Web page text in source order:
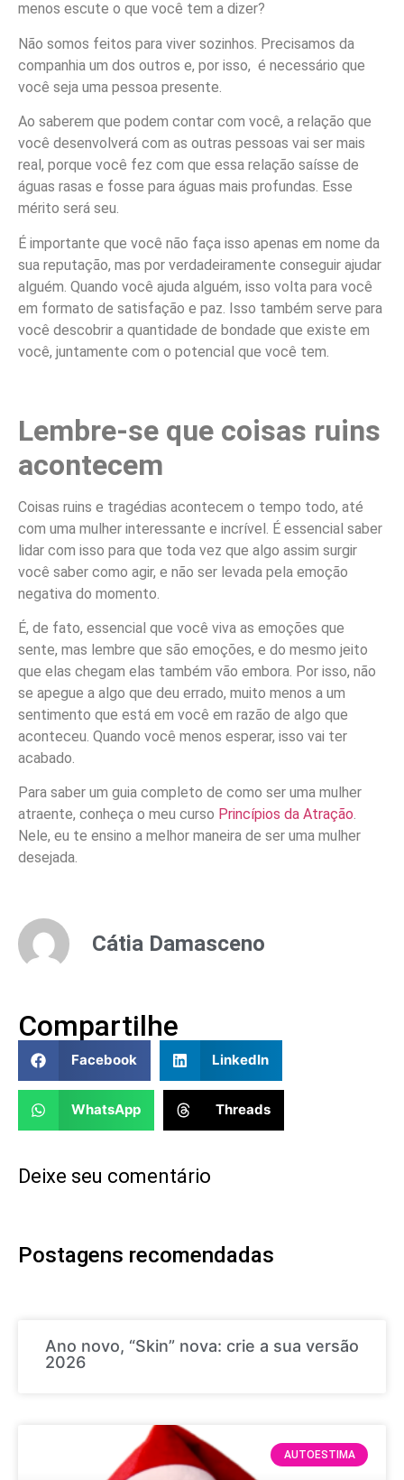
menos escute o que você tem a dizer?
Não somos feitos para viver sozinhos. Precisamos da
companhia um dos outros e, por isso, é necessário que
você seja uma pessoa presente.
Ao saberem que podem contar com você, a relação que
você desenvolverá com as outras pessoas vai ser mais
real, porque você fez com que essa relação saísse de
águas rasas e fosse para águas mais profundas. Esse
mérito será seu.
É importante que você não faça isso apenas em nome da
sua reputação, mas por verdadeiramente conseguir ajudar
alguém. Quando você ajuda alguém, isso volta para você
em formato de satisfação e paz. Isso também serve para
você descobrir a quantidade de bondade que existe em
você, juntamente com o potencial que você tem.
Lembre-se que coisas ruins
acontecem
Coisas ruins e tragédias acontecem o tempo todo, até
com uma mulher interessante e incrível. É essencial saber
lidar com isso para que toda vez que algo assim surgir
você saber como agir, e não ser levada pela emoção
negativa do momento.
É, de fato, essencial que você viva as emoções que
sente, mas lembre que são emoções, e do mesmo jeito
que elas chegam elas também vão embora. Por isso, não
se apegue a algo que deu errado, muito menos a um
sentimento que está em você em razão de algo que
aconteceu. Quando você menos esperar, isso vai ter
acabado.
Para saber um guia completo de como ser uma mulher
atraente, conheça o meu curso Princípios da Atração.
Nele, eu te ensino a melhor maneira de ser uma mulher
desejada.
Cátia Damasceno
Compartilhe
Facebook LinkedIn
WhatsApp Threads
Deixe seu comentário
Postagens recomendadas
Ano novo, “Skin” nova: crie a sua versão
2026
AUTOESTIMA